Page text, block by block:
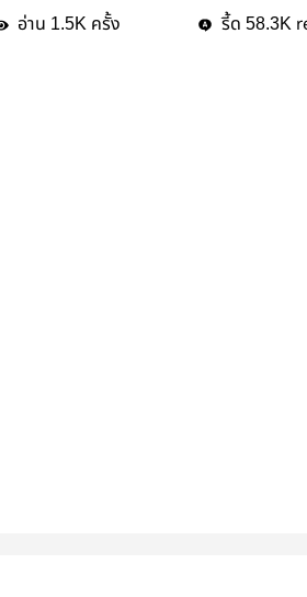
อ่าน 1.5K ครั้ง รี้ด 58.3K